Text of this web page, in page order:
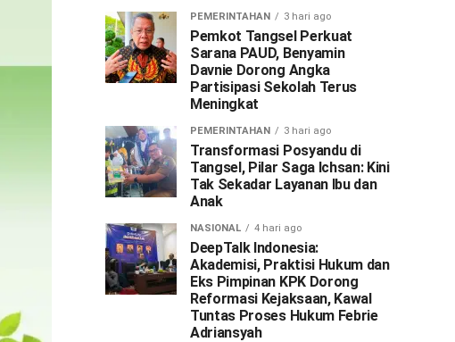
PEMERINTAHAN 3 hari ago
Pemkot Tangsel Perkuat
Sarana PAUD, Benyamin
Davnie Dorong Angka
Partisipasi Sekolah Terus
Meningkat
PEMERINTAHAN 3 hari ago
Transformasi Posyandu di
Tangsel, Pilar Saga Ichsan: Kini
Tak Sekadar Layanan Ibu dan
Anak
NASIONAL 4 hari ago
DeepTalk Indonesia:
Akademisi, Praktisi Hukum dan
Eks Pimpinan KPK Dorong
Reformasi Kejaksaan, Kawal
Tuntas Proses Hukum Febrie
Adriansyah